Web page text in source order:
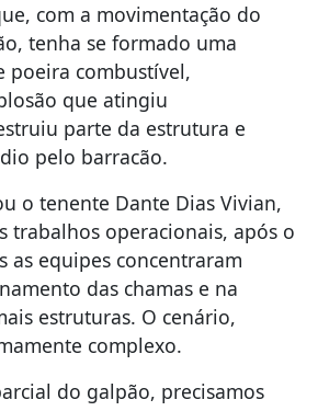
com a movimentação do
tenha se formado uma
poeira combustível,
que atingiu
parte da estrutura e
pelo barracão.
o tenente Dante Dias Vivian,
trabalhos operacionais, após o
as equipes concentraram
das chamas e na
estruturas. O cenário,
complexo.
do galpão, precisamos